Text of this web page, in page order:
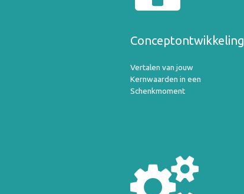
Conceptontwikkeling
Vertalen van jouw
Kernwaarden in een
Schenkmoment